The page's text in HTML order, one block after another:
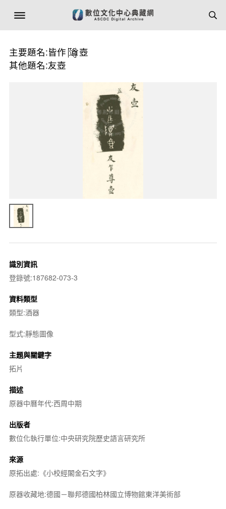
主要題名:皆作
壺
其他題名:友壺
識別資訊
登錄號:187682-073-3
資料類型
類型:酒器
型式:靜態圖像
主題與關鍵字
拓片
描述
原器中曆年代:西周中期
出版者
數位化執行單位:中央研究院歷史語言研究所
來源
原拓出處:《小校經閣金石文字》
原器收藏地:德國－聯邦德國柏林國立博物館東洋美術部